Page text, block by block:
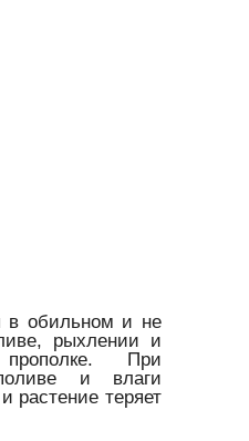
в обильном и не
рыхлении и
прополке. При
и влаги
растение теряет